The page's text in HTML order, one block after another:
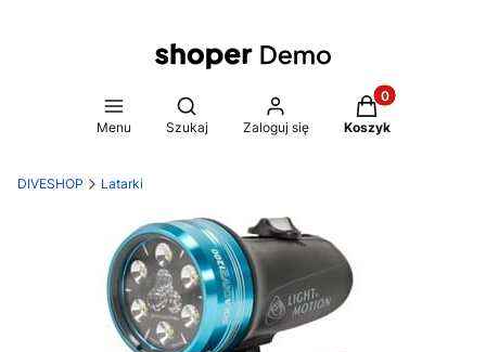
Menu
Otwórz wyszukiwarkę
Szukaj Zaloguj się
Produkty w
Koszyk
DIVESHOP Latarki